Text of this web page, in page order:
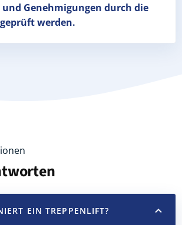
Genehmigungen durch die
werden.
EIN TREPPENLIFT?